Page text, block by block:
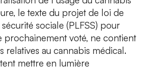
le texte du projet de loi de
sociale (PLFSS) pour
prochainement voté, ne contient
relatives au cannabis médical.
mettre en lumière